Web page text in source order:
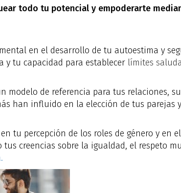
todo tu potencial y empoderarte
en el desarrollo de tu autoestima y
y tu capacidad para establecerlímites
modelo de referencia para tus relaciones,
han influido en la elección de tus parejas
tu percepción de los roles de género y en
creencias sobre la igualdad, el respeto